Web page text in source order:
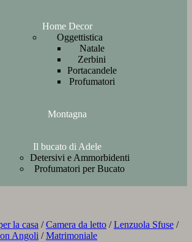
Home Decor
Oggettistica
Natale
Zerbini
Portacandele
Profumatori
Montagna
Il bucato di Adele
Detersivi e Ammorbidenti
Profumatori per Bucato
la casa / Camera da letto / Lenzuola Sfuse /
Angoli / Matrimoniale